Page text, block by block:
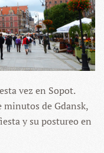
vez en Sopot.
minutos de Gdansk,
y su postureo en